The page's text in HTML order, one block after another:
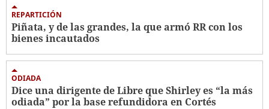
REPARTICIÓN
Piñata, y de las grandes, la que armó RR con los
bienes incautados
ODIADA
Dice una dirigente de Libre que Shirley es “la más
odiada” por la base refundidora en Cortés